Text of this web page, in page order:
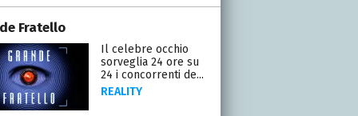
Fratello
Il celebre occhio
sorveglia 24 ore su
24 i concorrenti de...
REALITY